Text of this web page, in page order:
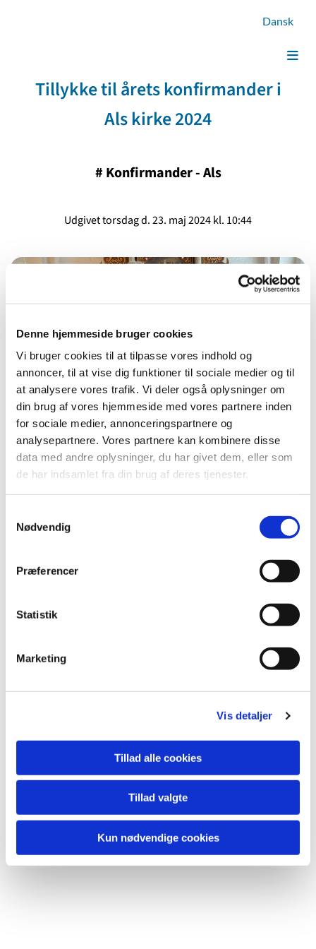
Denne hjemmeside bruger cookies
Vi bruger cookies til at tilpasse vores indhold og
annoncer, til at vise dig funktioner til sociale medier og til
at analysere vores trafik. Vi deler også oplysninger om
din brug af vores hjemmeside med vores partnere inden
for sociale medier, annonceringspartnere og
analysepartnere. Vores partnere kan kombinere disse
data med andre oplysninger, du har givet dem, eller som
de har indsamlet fra din brug af deres tjenester.
Nødvendig
Præferencer
Statistik
Marketing
Vis detaljer
Tillad alle cookies
Tillad valgte
Kun nødvendige cookies
Dansk
Tillykke til årets konfirmander i
Als kirke 2024
# Konfirmander - Als
Udgivet torsdag d. 23. maj 2024 kl. 10:44
Tillykke til årets konfirmander i Als kirke 2024
Tillykke til årets konfirmander i Als kirke 2024!